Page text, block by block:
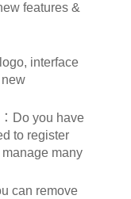
features &
interface
：Do you have
to register
many
can remove